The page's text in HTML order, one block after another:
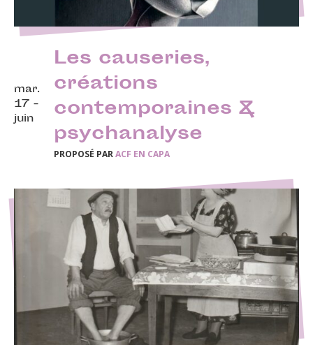
mar.
17 -
juin
Les causeries,
créations
contemporaines &
psychanalyse
PROPOSÉ PARACF EN CAPA